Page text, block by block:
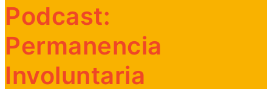
Podcast:
Permanencia
Involuntaria